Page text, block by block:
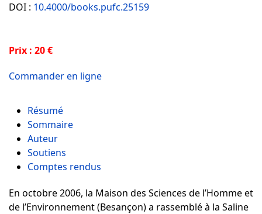
DOI : 10.4000/books.pufc.25159
Prix : 20 €
Commander en ligne
Résumé
Sommaire
Auteur
Soutiens
Comptes rendus
En octobre 2006, la Maison des Sciences de l’Homme et
de l’Environnement (Besançon) a rassemblé à la Saline